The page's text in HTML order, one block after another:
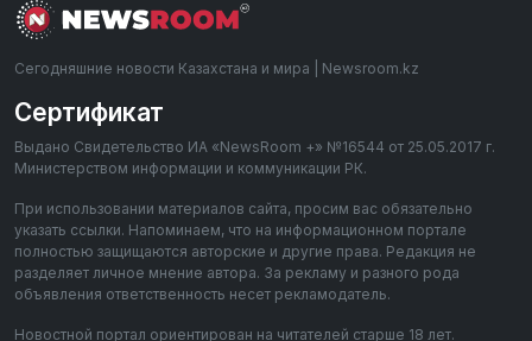
Сегодняшние новости Казахстана и мира | Newsroom.kz
Сертификат
Выдано Свидетельство ИА «NewsRoom +» №16544 от 25.05.2017 г.
Министерством информации и коммуникации РК.
При использовании материалов сайта, просим вас обязательно
указать ссылки. Напоминаем, что на информационном портале
полностью защищаются авторские и другие права. Редакция не
разделяет личное мнение автора. За рекламу и разного рода
объявления ответственность несет рекламодатель.
Новостной портал ориентирован на читателей старше 18 лет.